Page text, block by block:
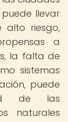
llevar
alto riesgo,
a
la falta de
sistemas
puede
de las
naturales